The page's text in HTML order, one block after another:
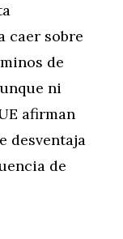
caer sobre
de
ni
afirman
desventaja
de